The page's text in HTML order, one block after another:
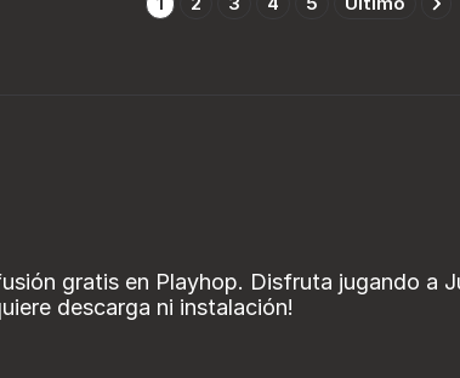
gratis en Playhop. Disfruta jugando a
descarga ni instalación!